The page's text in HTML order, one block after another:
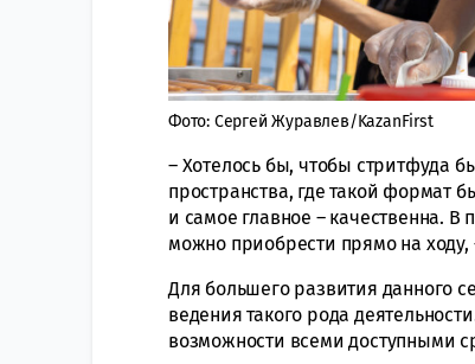
Фото: Сергей Журавлев/KazanFirst
– Хотелось бы, чтобы стритфуда
пространства, где такой формат
и самое главное – качественна.
можно приобрести прямо на ходу,
Для большего развития данного
ведения такого рода
возможности всеми доступными